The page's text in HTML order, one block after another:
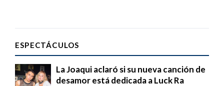
ESPECTÁCULOS
La Joaqui aclaró si su nueva canción de
desamor está dedicada a Luck Ra